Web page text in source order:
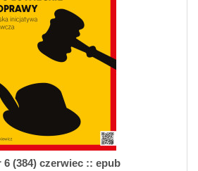
6 (384) czerwiec :: epub